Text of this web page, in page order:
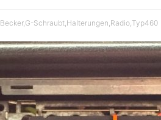
Becker, G-Schraubt Halterungen Radio Typ460